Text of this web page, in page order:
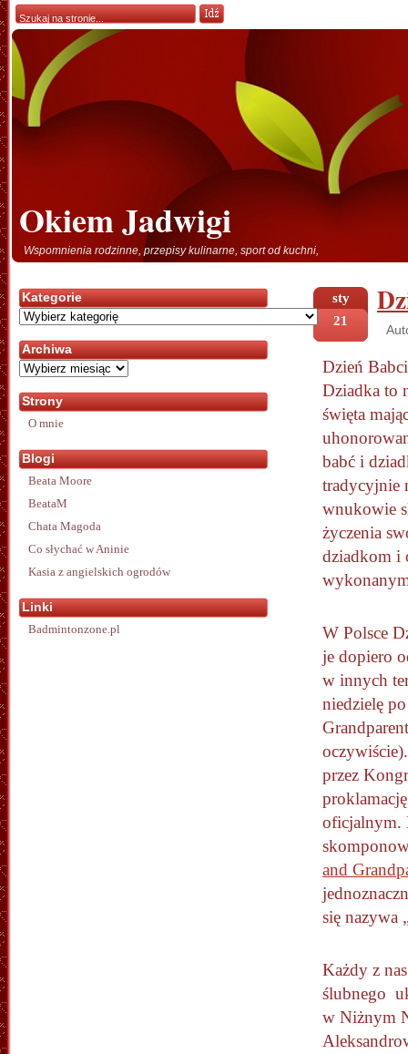
Okiem Jadwigi
Wspomnienia rodzinne, przepisy kulinarne, sport od kuchni,
sty
21
Dzień
Dziadka to
święta
babć i
tradycyjnie
wnukowie
życzenia
dziadkom i
W Polsce
je dopiero
w innych
niedzielę
przez
oficjalnym.
and
się nazywa
Każdy z
ślubnego
w Niżnym
Kategorie
Kategorie
Archiwa
Archiwa
Strony
O mnie
Blogi
Beata Moore
BeataM
Chata Magoda
Co słychać w Aninie
Kasia z angielskich ogrodów
Linki
Badmintonzone.pl